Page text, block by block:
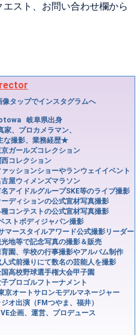
スト、お問い合わせ欄から
像タップでインスタグラムへ
岐阜県出身
家、プロカメラマン、
な撮影、業務経歴★
京ガールズコレクション
西コレクション
ァッションショーやランウェイイベント
古屋ウィメンズマラソン
名アイドルグループSKE等のライブ撮影
ーディションの公式宣材写真撮影
種コンテストの公式宣材写真撮影
ストボディジャパン撮影
ースタイルアワード公式撮影リーダー
光地等で記念写真の撮影＆販売
育園、学校の行事撮影やアルバム制作
人式前撮りにて数名の芸能人を撮影
国高校野球選手権大会甲子園
子プロゴルフトーナメント
オートサロンモデルマネージャー
オ出演（FMつやま、福井）
企画、運営、プロデュース